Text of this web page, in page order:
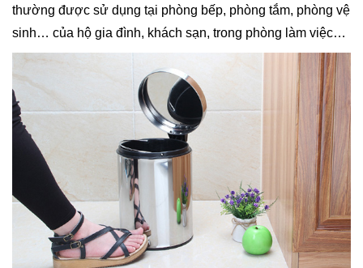
thường được sử dụng tại phòng bếp, phòng tắm, phòng vệ
sinh… của hộ gia đình, khách sạn, trong phòng làm việc…